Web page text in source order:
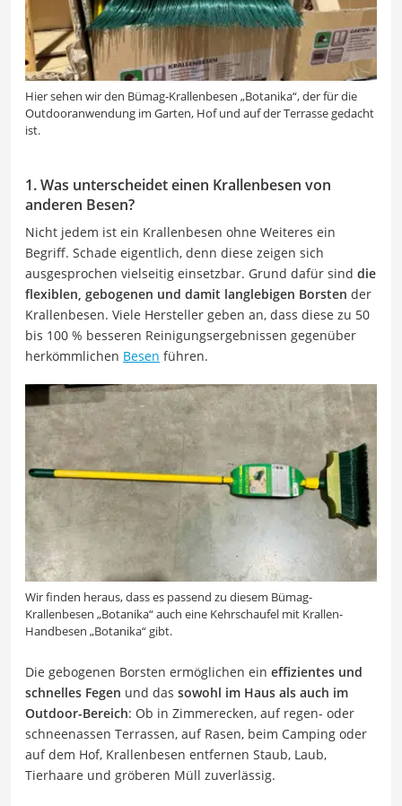
Hier sehen wir den Bümag-Krallenbesen „Botanika“, der für die
Outdooranwendung im Garten, Hof und auf der Terrasse gedacht
ist.
1. Was unterscheidet einen Krallenbesen von
anderen Besen?
Nicht jedem ist ein Krallenbesen ohne Weiteres ein
Begriff. Schade eigentlich, denn diese zeigen sich
ausgesprochen vielseitig einsetzbar. Grund dafür sind die
flexiblen, gebogenen und damit langlebigen Borsten der
Krallenbesen. Viele Hersteller geben an, dass diese zu 50
bis 100 % besseren Reinigungsergebnissen gegenüber
herkömmlichen Besen führen.
Wir finden heraus, dass es passend zu diesem Bümag-
Krallenbesen „Botanika“ auch eine Kehrschaufel mit Krallen-
Handbesen „Botanika“ gibt.
Die gebogenen Borsten ermöglichen ein effizientes und
schnelles Fegen und das sowohl im Haus als auch im
Outdoor-Bereich: Ob in Zimmerecken, auf regen- oder
schneenassen Terrassen, auf Rasen, beim Camping oder
auf dem Hof, Krallenbesen entfernen Staub, Laub,
Tierhaare und gröberen Müll zuverlässig.